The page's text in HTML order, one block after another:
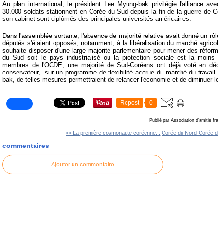
Au plan international, le président Lee Myung-bak privilégie l'alliance
30.000 soldats stationnent en Corée du Sud depuis la fin de la guerre de
son cabinet sont diplômés des principales universités américaines.
Dans l'assemblée sortante, l'absence de majorité relative avait donné un
députés s'étaient opposés, notamment, à la libéralisation du marché
souhaite disposer d'une large majorité parlementaire pour mener des
du Sud soit le pays industrialisé où la protection sociale est la moins
membres de l'OCDE, une majorité de Sud-Coréens ont déjà voté en
conservateur, sur un programme de flexibilité accrue du marché du
bak, de telles mesures permettraient de relancer l'économie et de diminuer
Repost 0
Publié par Association d'amitié
<< La première cosmonaute coréenne... Corée du Nord-Corée
commentaires
Ajouter un commentaire